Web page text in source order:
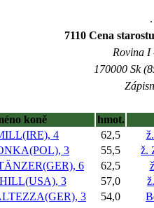
7110 Cena
Rovina I
170000 Sk
koně
hmot.
4 62,5
3 55,5
ž.
6 62,5
3 57,0
3 54,0